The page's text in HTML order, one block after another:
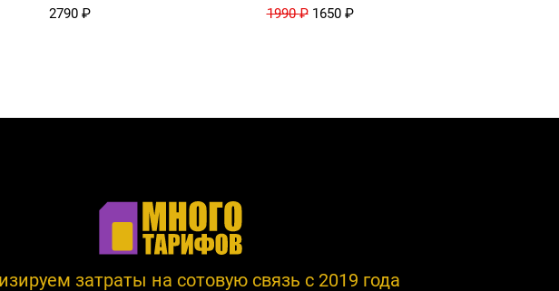
2790 ₽ 1990₽ 1650 ₽
затраты на сотовую связь c 2019 года